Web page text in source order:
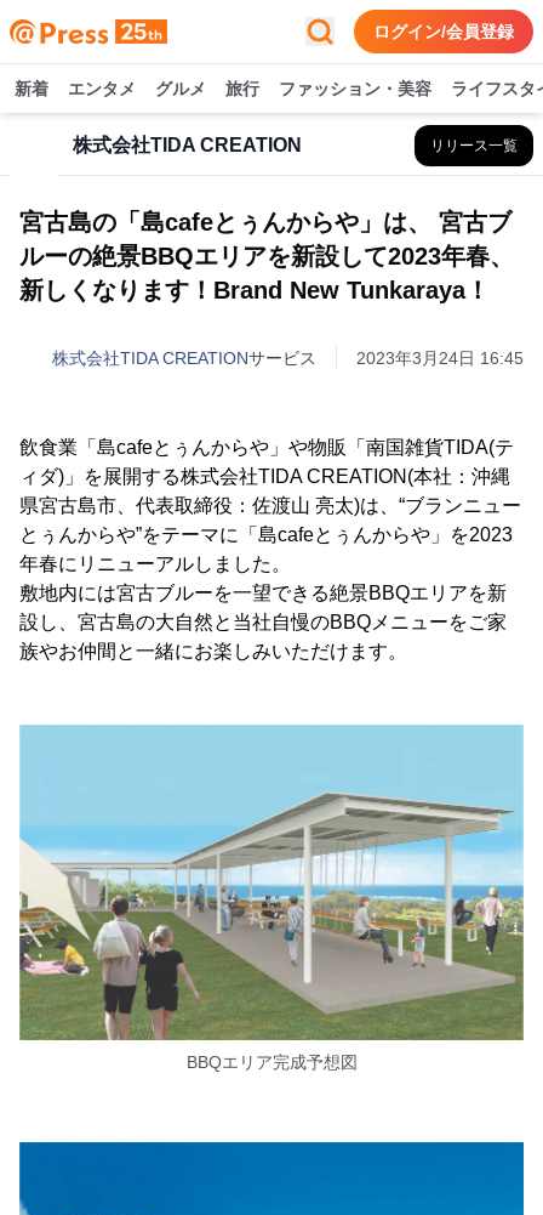
ログイン/会員登録
新着 エンタメ グルメ 旅行 ファッション・美容 ライフスタ
株式会社TIDA CREATION リリース一覧
宮古島の「島cafeとぅんからや」は、 宮古ブ
ルーの絶景BBQエリアを新設して2023年春、
新しくなります！Brand New Tunkaraya！
株式会社TIDA CREATIONサービス 2023年3月24日 16:45
飲食業「島cafeとぅんからや」や物販「南国雑貨TIDA(テ
ィダ)」を展開する株式会社TIDA CREATION(本社：沖縄
県宮古島市、代表取締役：佐渡山 亮太)は、“ブランニュー
とぅんからや”をテーマに「島cafeとぅんからや」を2023
年春にリニューアルしました。
敷地内には宮古ブルーを一望できる絶景BBQエリアを新
設し、宮古島の大自然と当社自慢のBBQメニューをご家
族やお仲間と一緒にお楽しみいただけます。
BBQエリア完成予想図